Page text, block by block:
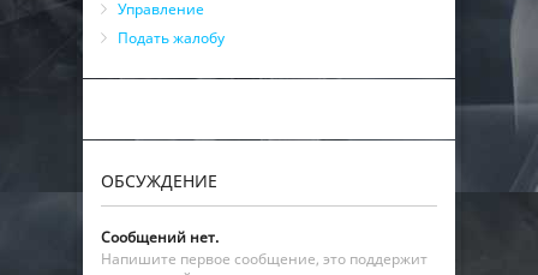
Управление
Подать жалобу
ОБСУЖДЕНИЕ
Сообщений нет.
Напишите первое сообщение, это поддержит